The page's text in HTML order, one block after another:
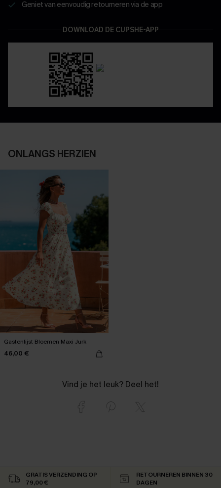
Geniet van eenvoudig retourneren via de app
DOWNLOAD DE CUPSHE-APP
ONLANGS HERZIEN
Gastenlijst Bloemen Maxi Jurk
46,00 €
Vind je het leuk? Deel het!
GRATIS VERZENDING OP
79,00 €
RETOURNEREN BINNEN 30
DAGEN